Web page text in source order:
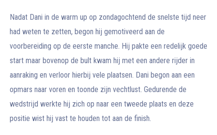
Nadat Dani in de warm up op zondagochtend de snelste tijd neer
had weten te zetten, begon hij gemotiveerd aan de
voorbereiding op de eerste manche. Hij pakte een redelijk goede
start maar bovenop de bult kwam hij met een andere rijder in
aanraking en verloor hierbij vele plaatsen. Dani begon aan een
opmars naar voren en toonde zijn vechtlust. Gedurende de
wedstrijd werkte hij zich op naar een tweede plaats en deze
positie wist hij vast te houden tot aan de finish.